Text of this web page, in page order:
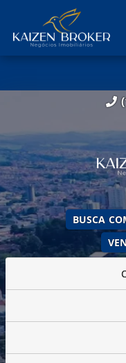
BUSCA